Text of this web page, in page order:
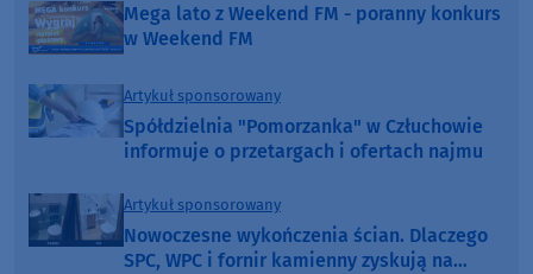
Mega lato z Weekend FM - poranny konkurs
w Weekend FM
Artykuł sponsorowany
Spółdzielnia "Pomorzanka" w Człuchowie
informuje o przetargach i ofertach najmu
Artykuł sponsorowany
Nowoczesne wykończenia ścian. Dlaczego
SPC, WPC i fornir kamienny zyskują na